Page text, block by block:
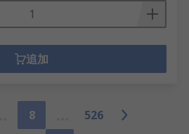
追加
8
526